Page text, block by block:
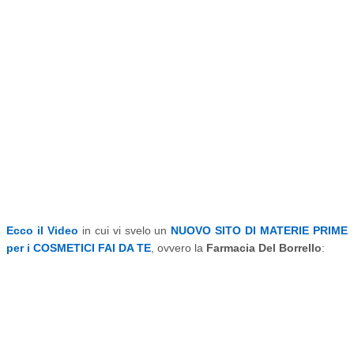
Ecco il Video in cui vi svelo un NUOVO SITO DI MATERIE PRIME
per i COSMETICI FAI DA TE , ovvero la Farmacia Del Borrello: